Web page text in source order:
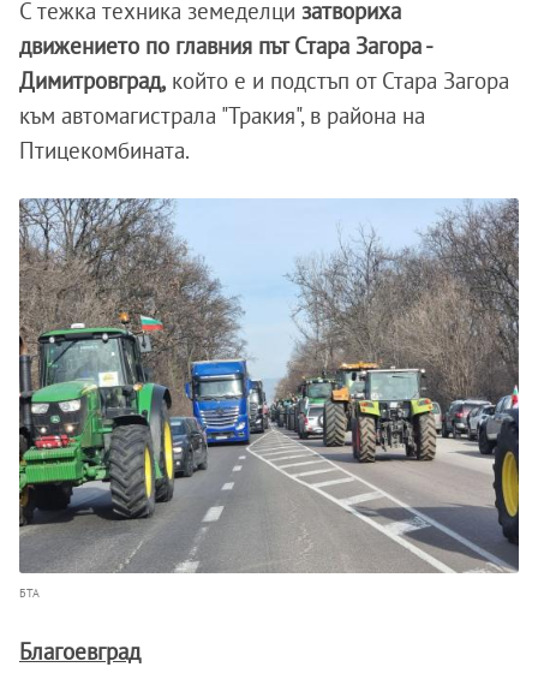
С тежка техника земеделци затвориха
движението по главния път Стара Загора -
Димитровград, който е и подстъп от Стара Загора
към автомагистрала "Тракия", в района на
Птицекомбината.
БТА
Благоевград